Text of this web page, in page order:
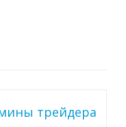
трейдера